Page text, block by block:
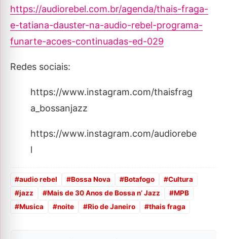
https://audiorebel.com.br/agenda/thais-fraga-
e-tatiana-dauster-na-audio-rebel-programa-
funarte-acoes-continuadas-ed-029
Redes sociais:
https://www.instagram.com/thaisfrag
a_bossanjazz
https://www.instagram.com/audiorebe
l
#audio rebel #Bossa Nova #Botafogo #Cultura
#jazz #Mais de 30 Anos de Bossa n’ Jazz #MPB
#Musica #noite #Rio de Janeiro #thais fraga